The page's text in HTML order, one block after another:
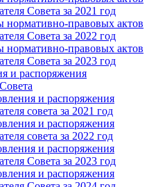
Cовета за 2021 год
нормативно-правовых актов
Cовета за 2022 год
нормативно-правовых актов
Cовета за 2023 год
и распоряжения
и распоряжения
совета за 2021 год
и распоряжения
совета за 2022 год
и распоряжения
Cовета за 2023 год
и распоряжения